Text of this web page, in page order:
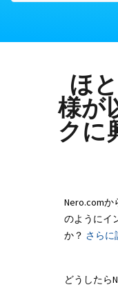
ほ
様が
クに
Nero.com
のようにイ
か？ さらに
どうしたら